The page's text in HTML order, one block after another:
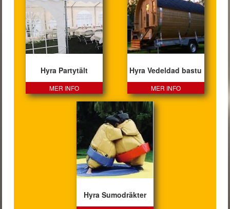
Hyra Partytält
MER INFO
Hyra Vedeldad bastu
MER INFO
Hyra Sumodräkter